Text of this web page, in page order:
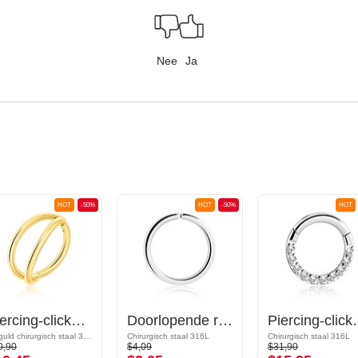
Nee Ja
-50%
HOT
Piercing-clicker (chirurgisch staal, goud, glanzende afwerking)
-50%
HOT
Doorlopende ring (chirurgisch staal, zilver, glanzende afwerking)
Chirurgisch staal 316L
$4,09
HOT
Piercing-clicker
Chirurgisch staal 316L
$31,90